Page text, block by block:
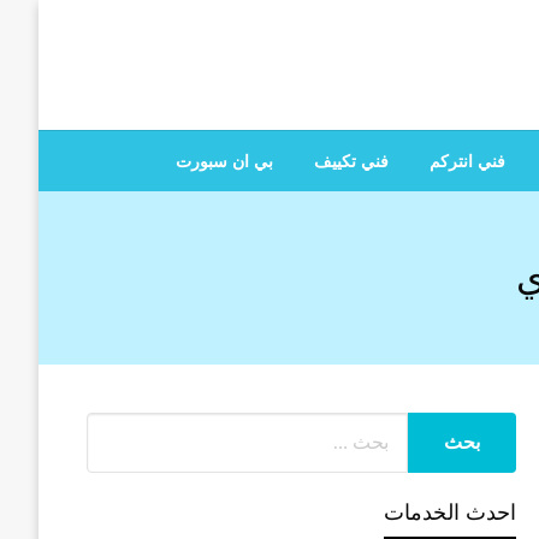
جميع الخدمات المنزلية في الكويت
فني انتركم فني تكييف بي ان سبورت
احدث الخدمات